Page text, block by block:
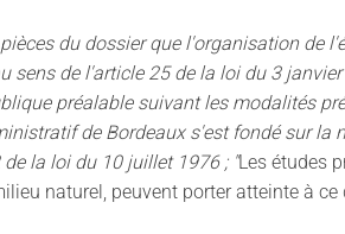
du dossier que l'organisation de
sens de l'article 25 de la loi du 3
préalable suivant les modalités
de Bordeaux s'est fondé sur
la loi du 10 juillet 1976 ; "Les études
naturel, peuvent porter atteinte à